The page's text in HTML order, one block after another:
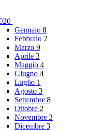
Gennaio 8
Febbraio 2
Marzo 9
Aprile 3
Maggio 4
Giugno 4
Luglio 1
Agosto 3
Settembre 8
Ottobre 2
Novembre 3
Dicembre 3